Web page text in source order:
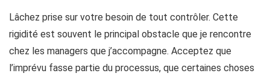
Lâchez prise sur votre besoin de tout contrôler. Cette
rigidité est souvent le principal obstacle que je rencontre
chez les managers que j’accompagne. Acceptez que
l’imprévu fasse partie du processus, que certaines choses